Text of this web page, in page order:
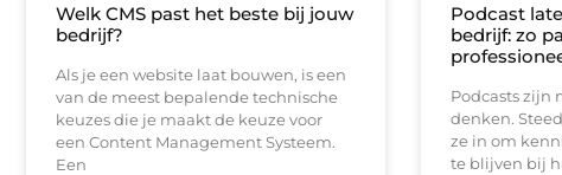
Welk CMS past het beste bij jouw
bedrijf?
Als je een website laat bouwen, is een
van de meest bepalende technische
keuzes die je maakt de keuze voor
een Content Management Systeem.
Een
Podcast
bedrijf: zo
Podcasts zijn
denken.
ze in om
te blijven bij